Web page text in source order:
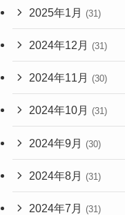
2025年1月 (31)
2024年12月 (31)
2024年11月 (30)
2024年10月 (31)
2024年9月 (30)
2024年8月 (31)
2024年7月 (31)